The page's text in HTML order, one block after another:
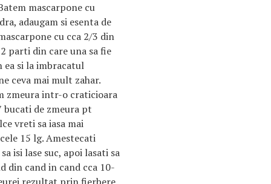
mascarpone cu
adaugam si esenta de
cu cca 2/3 din
parti din care una sa fie
ea si la imbracatul
ceva mai mult zahar.
zmeura intr-o craticioara
de zmeura pt
vreti sa iasa mai
15 lg. Amestecati
isi lase suc, apoi lasati sa
din cand in cand cca 10-